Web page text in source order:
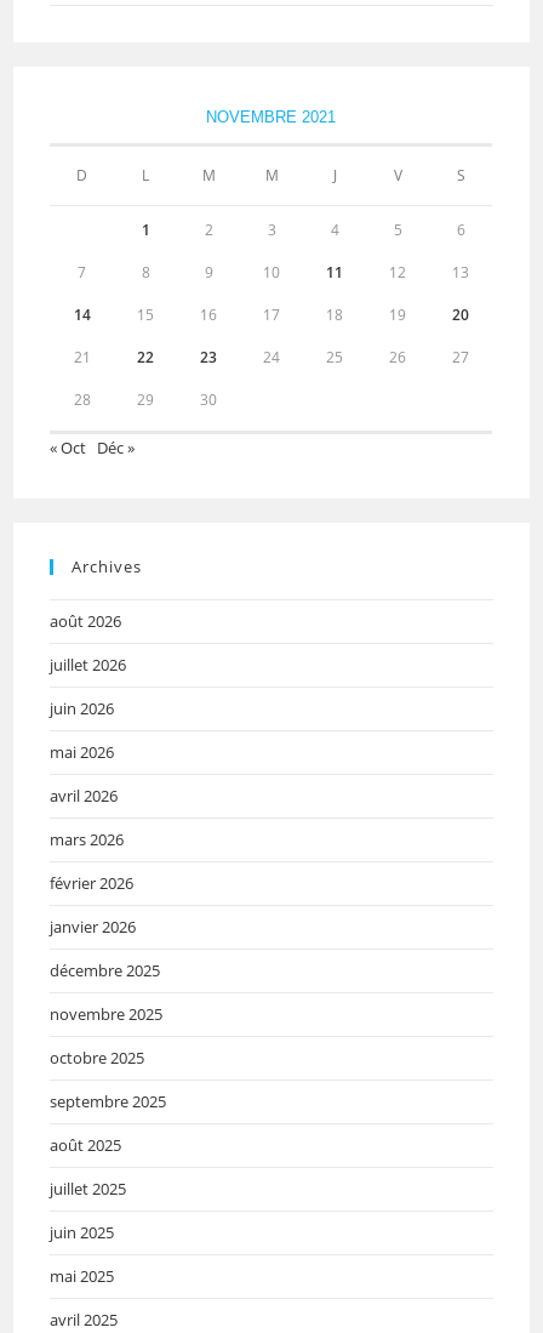
NOVEMBRE 2021
D L M M J V S
1 2 3 4 5 6
7 8 9 10 11 12 13
14 15 16 17 18 19 20
21 22 23 24 25 26 27
28 29 30
« Oct Déc »
Archives
août 2026
juillet 2026
juin 2026
mai 2026
avril 2026
mars 2026
février 2026
janvier 2026
décembre 2025
novembre 2025
octobre 2025
septembre 2025
août 2025
juillet 2025
juin 2025
mai 2025
avril 2025